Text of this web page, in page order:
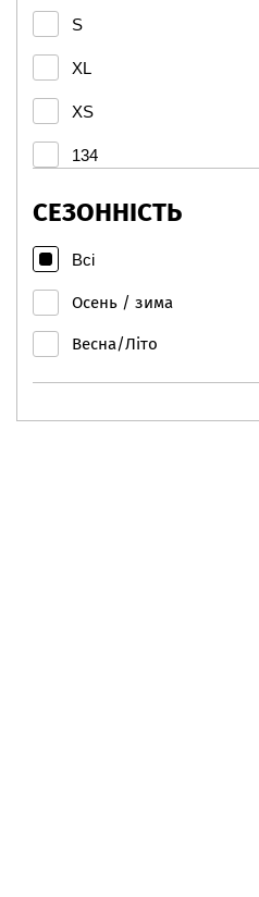
Kelme
New Balance
Outventure
Puma
Aqua Speed
S
XL
XS
134
170
СЕЗОННІСТЬ
Всі
Осень / зима
Весна/Літо